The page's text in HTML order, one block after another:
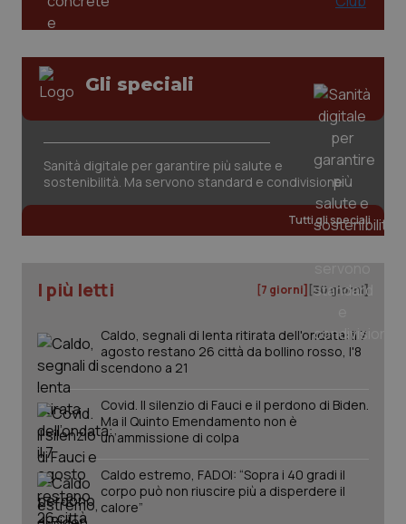
Gli speciali
Sanità digitale per garantire più salute e
sostenibilità. Ma servono standard e condivisione
Tutti gli speciali
I più letti [7 giorni] [30 giorni]
Caldo, segnali di lenta ritirata dell'ondata: il 7
agosto restano 26 città da bollino rosso, l'8
scendono a 21
Covid. Il silenzio di Fauci e il perdono di Biden.
Ma il Quinto Emendamento non è
un’ammissione di colpa
Caldo estremo, FADOI: “Sopra i 40 gradi il
corpo può non riuscire più a disperdere il
calore”
PHPSESSID
PHP.net
www.quotidianosanita.it